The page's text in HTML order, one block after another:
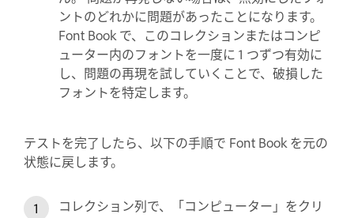
ントのどれかに問題があったことになります。
Font Book で、このコレクションまたはコンピ
ューター内のフォントを一度に 1 つずつ有効に
し、問題の再現を試していくことで、破損した
フォントを特定します。
テストを完了したら、以下の手順で Font Book を元の
状態に戻します。
コレクション列で、「コンピューター」をクリ